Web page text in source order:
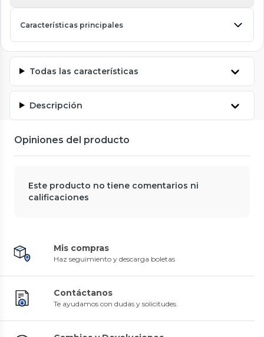
Características principales
Todas las características
Descripción
Opiniones del producto
Este producto no tiene comentarios ni
calificaciones
Mis compras
Haz seguimiento y descarga boletas
Contáctanos
Te ayudamos con dudas y solicitudes